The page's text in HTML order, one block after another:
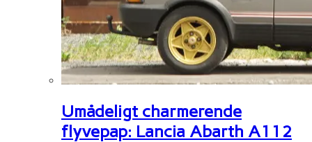
Umådeligt charmerende
flyvepap: Lancia Abarth A112